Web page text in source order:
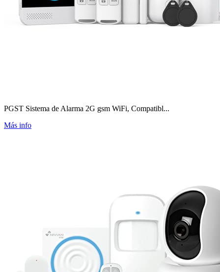
PGST Sistema de Alarma 2G gsm WiFi, Compatibl...
Más info